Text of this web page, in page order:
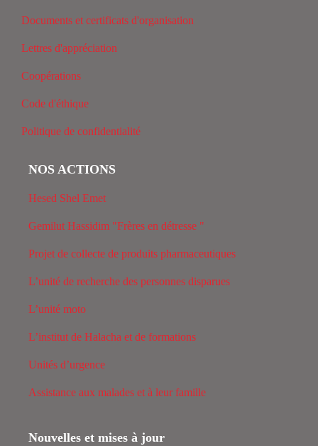
Documents et certificats d'organisation
Lettres d'appréciation
Coopérations
Code d'éthique
Politique de confidentialité
NOS ACTIONS
Hesed Shel Emet
Gemilut Hassidim "Frères en détresse "
Projet de collecte de produits pharmaceutiques
L’unité de recherche des personnes disparues
L’unité moto
L’institut de Halacha et de formations
Unités d’urgence
Assistance aux malades et à leur famille
Nouvelles et mises à jour